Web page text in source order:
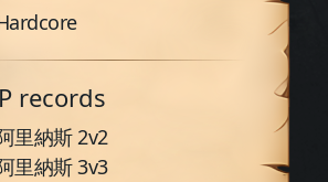
records
里納斯 2v2
里納斯 3v3